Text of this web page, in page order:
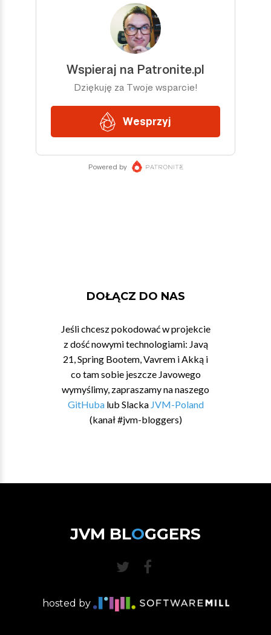
DOŁĄCZ DO NAS
Jeśli chcesz pokodować w projekcie
z dość nowymi technologiami: Javą
21, Spring Bootem, Vavrem i Akką i
co tam sobie jeszcze Javowego
wymyślimy, zapraszamy na naszego
GitHubalub Slacka JVM-Poland
(kanał #jvm-bloggers)
JVM BLOGGERS
hosted by